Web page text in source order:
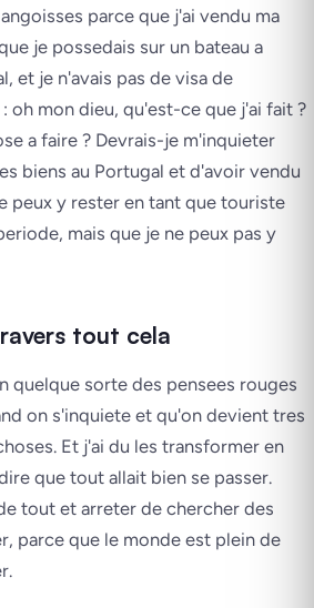
parce que j'ai vendu ma
je possedais sur un bateau a
et je n'avais pas de visa de
oh mon dieu, qu'est-ce que j'ai fait ?
a faire ? Devrais-je m'inquieter
biens au Portugal et d'avoir vendu
peux y rester en tant que touriste
mais que je ne peux pas y
tout cela
quelque sorte des pensees rouges
on s'inquiete et qu'on devient tres
Et j'ai du les transformer en
que tout allait bien se passer.
tout et arreter de chercher des
parce que le monde est plein de